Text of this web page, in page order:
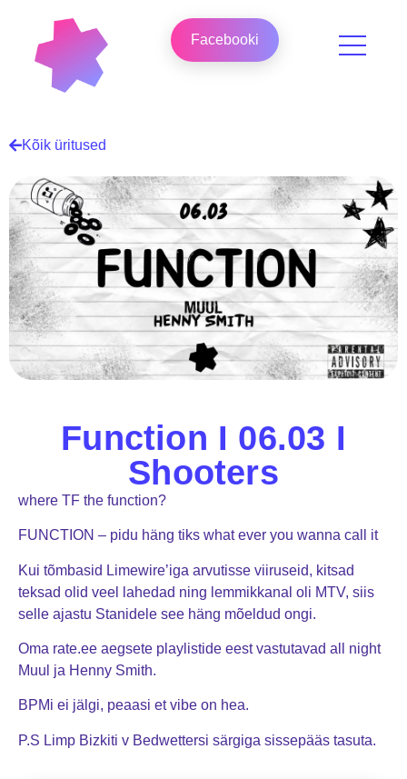
Facebooki
Kõik üritused
Function I 06.03 I
Shooters
where TF the function?
FUNCTION – pidu häng tiks what ever you wanna call it
Kui tõmbasid Limewire’iga arvutisse viiruseid, kitsad
teksad olid veel lahedad ning lemmikkanal oli MTV, siis
selle ajastu Stanidele see häng mõeldud ongi.
Oma rate.ee aegsete playlistide eest vastutavad all night
Muul ja Henny Smith.
BPMi ei jälgi, peaasi et vibe on hea.
P.S Limp Bizkiti v Bedwettersi särgiga sissepääs tasuta.